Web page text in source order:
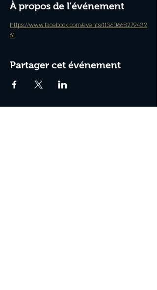
À propos de l'événement
https://www.facebook.com/events/11360668279432
61
Partager cet événement